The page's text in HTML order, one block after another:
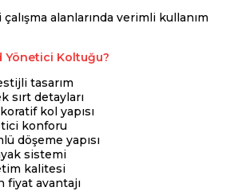
alanlarında verimli kullanım
Yönetici Koltuğu?
tasarım
sırt detayları
kol yapısı
konforu
döşeme yapısı
sistemi
kalitesi
fiyat avantajı